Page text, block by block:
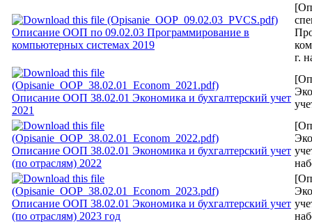
Описание ООП по 09.02.03 Программирование в
компьютерных системах 2019
г.
Описание ООП 38.02.01 Экономика и бухгалтерский учет
2021
Описание ООП 38.02.01 Экономика и бухгалтерский учет
(по отраслям) 2022
Описание ООП 38.02.01 Экономика и бухгалтерский учет
(по отраслям) 2023 год